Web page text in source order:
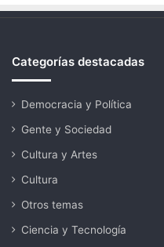
Categorías destacadas
Democracia y Política
Gente y Sociedad
Cultura y Artes
Cultura
Otros temas
Ciencia y Tecnología